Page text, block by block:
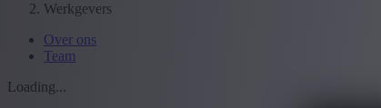
Werkgevers
Over ons
Team
Loading...